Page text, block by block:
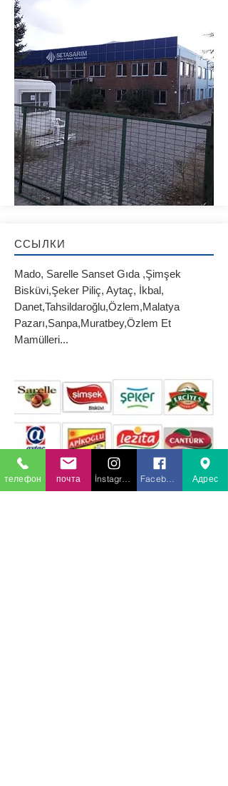
ССЫЛКИ
Mado, Sarelle Sanset Gıda ,Şimşek
Bisküvi,Şeker Piliç, Aytaç, İkbal,
Danet,Tahsildaroğlu,Özlem,Malatya
Pazarı,Sanpa,Muratbey,Özlem Et
Mamülleri...
телефон почта Адрес